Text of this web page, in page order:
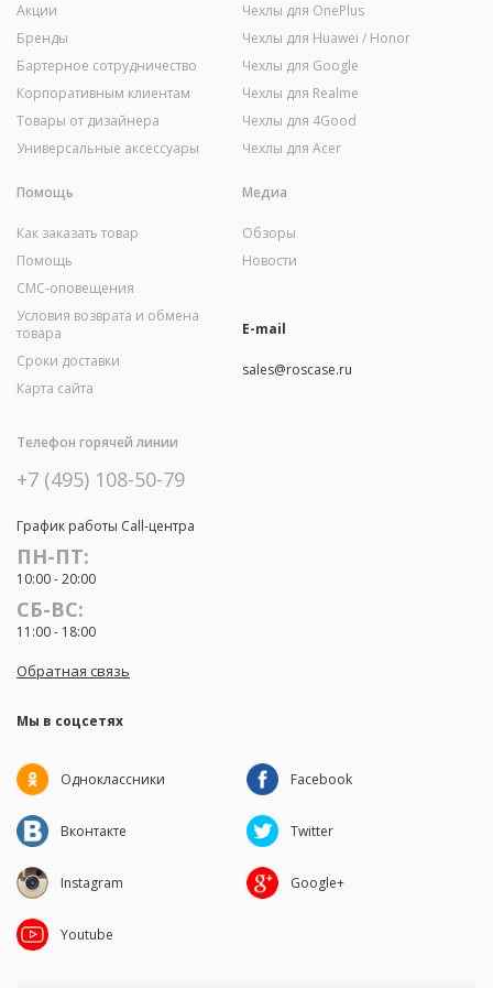
Акции
Бренды
Бартерное сотрудничество
Корпоративным клиентам
Товары от дизайнера
Универсальные аксессуары
Чехлы для OnePlus
Чехлы для Huawei / Honor
Чехлы для Google
Чехлы для Realme
Чехлы для 4Good
Чехлы для Acer
Помощь
Как заказать товар
Помощь
СМС-оповещения
Условия возврата и обмена
товара
Сроки доставки
Карта сайта
Медиа
Обзоры
Новости
E-mail
sales@roscase.ru
Телефон горячей линии
+7 (495) 108-50-79
График работы Call-центра
ПН-ПТ:
10:00 - 20:00
СБ-ВС:
11:00 - 18:00
Обратная связь
Мы в соцсетях
Одноклассники Facebook
Вконтакте Twitter
Instagram Google+
Youtube